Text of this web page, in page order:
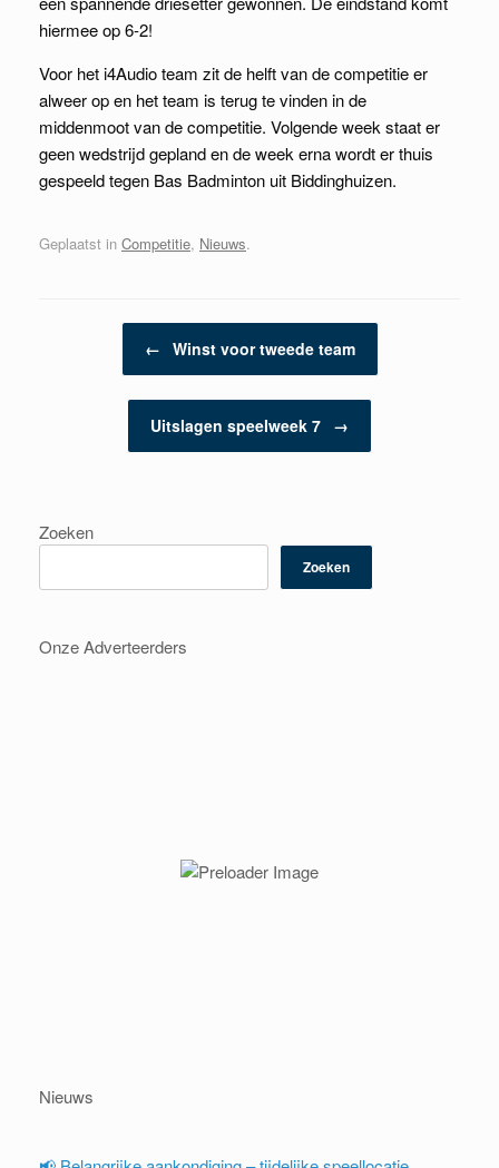
hiermee op 6-2!
Voor het i4Audio team zit de helft van de competitie er
alweer op en het team is terug te vinden in de
middenmoot van de competitie. Volgende week staat er
geen wedstrijd gepland en de week erna wordt er thuis
gespeeld tegen Bas Badminton uit Biddinghuizen.
Geplaatst in Competitie, Nieuws.
Berichtnavigatie
← Winst voor tweede team
Uitslagen speelweek 7 →
Zoeken
Zoeken
Onze Adverteerders
Nieuws